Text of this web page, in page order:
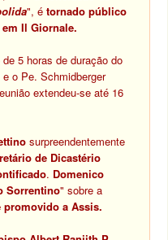
", étornado público
emIl Giornale.
de 5 horas de duração do
o Pe. Schmidberger
extendeu-se até 16
surpreendentemente
de Dicastério
. Domenico
Sorrentino" sobre a
promovido a Assis.